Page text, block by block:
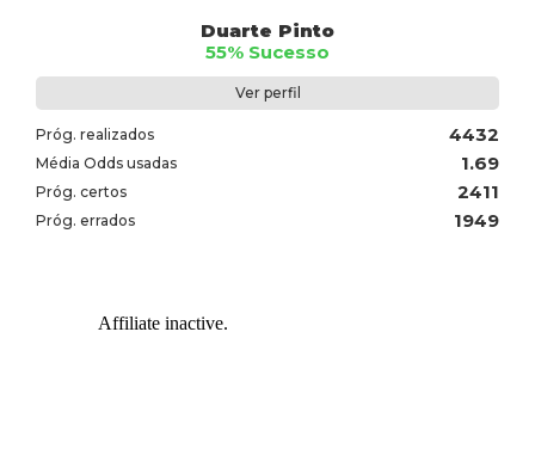
Duarte Pinto
55% Sucesso
Ver perfil
Próg. realizados 4432
Média Odds usadas 1.69
Próg. certos 2411
Próg. errados 1949